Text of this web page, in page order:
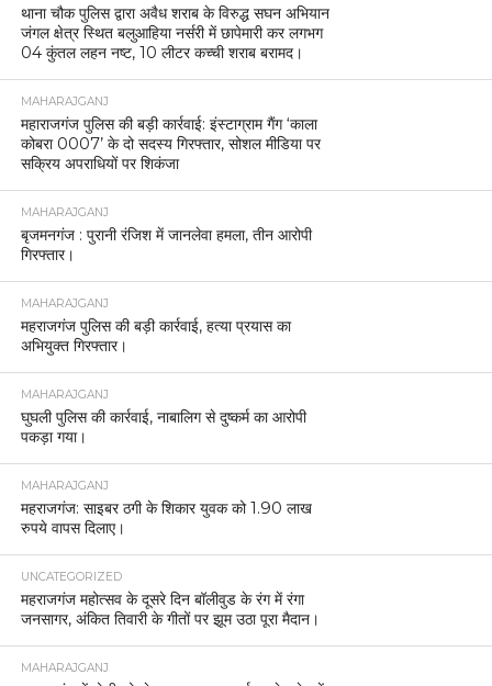
थाना चौक पुलिस द्वारा अवैध शराब के विरुद्ध सघन अभियान
जंगल क्षेत्र स्थित बलुआहिया नर्सरी में छापेमारी कर लगभग
04 कुंतल लहन नष्ट, 10 लीटर कच्ची शराब बरामद।
MAHARAJGANJ
महाराजगंज पुलिस की बड़ी कार्रवाई: इंस्टाग्राम गैंग ‘काला
कोबरा 0007’ के दो सदस्य गिरफ्तार, सोशल मीडिया पर
सक्रिय अपराधियों पर शिकंजा
MAHARAJGANJ
बृजमनगंज : पुरानी रंजिश में जानलेवा हमला, तीन आरोपी
गिरफ्तार।
MAHARAJGANJ
महराजगंज पुलिस की बड़ी कार्रवाई, हत्या प्रयास का
अभियुक्त गिरफ्तार।
MAHARAJGANJ
घुघली पुलिस की कार्रवाई, नाबालिग से दुष्कर्म का आरोपी
पकड़ा गया।
MAHARAJGANJ
महराजगंज: साइबर ठगी के शिकार युवक को 1.90 लाख
रुपये वापस दिलाए।
UNCATEGORIZED
महराजगंज महोत्सव के दूसरे दिन बॉलीवुड के रंग में रंगा
जनसागर, अंकित तिवारी के गीतों पर झूम उठा पूरा मैदान।
MAHARAJGANJ